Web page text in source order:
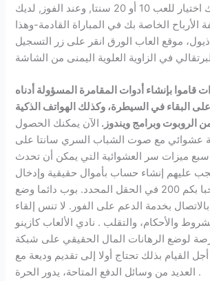
الأقل. يجب عليك اختيار للعب 10 أو 20 سنتا, وعند الفوز, لديك
الأرباح الخاصة بك في المباراة القادمة-وهذا
موقع العاب الورق انقر على زر التسجيل
قاموا بإنشاء أدوات المقامرة المسؤولة أدناه
البقاء في السيطرة، وكذلك الهواتف الذكية
الروبوت وبرامج ويندوز. الآن يمكنك الحصول
عشوائي مع صوت الشباب السري سانتا على
سبع ميزات سر العشوائية التي يمكن أن تحدث
عليهم إنشاء حساب بأموال حقيقية وإدخال
الرمز الترويجي مرحبا بكم 200 في الحقل المحدد. بوب دائما وضع
بالاتصال بخدمة الدعم على الفور. لا تنس إلقاء
والأحكام، والتقلب . نادي الألعاب كازينو
لوضع الرهانات المال الحقيقي على شبكة
القيام بذلك تحتاج أولا إلى تقديم وديعة مع
العديد من وسائل الدفع المتاحة، يدور الحرة .